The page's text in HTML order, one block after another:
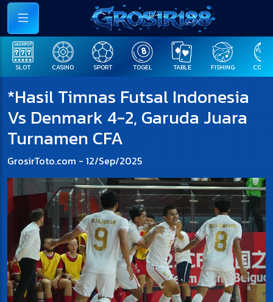
SLOT CASINO SPORT TOGEL TABLE FISHING COCK
*Hasil Timnas Futsal Indonesia
Vs Denmark 4-2, Garuda Juara
Turnamen CFA
GrosirToto.com - 12/Sep/2025